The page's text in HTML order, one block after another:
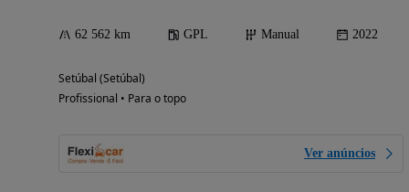
62 562 km GPL Manual 2022
Setúbal (Setúbal)
Profissional • Para o topo
Ver anúncios